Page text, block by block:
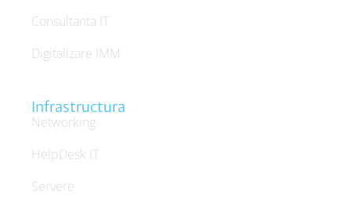
Consultanta IT
Digitalizare IMM
Infrastructura
Networking
HelpDesk IT
Servere